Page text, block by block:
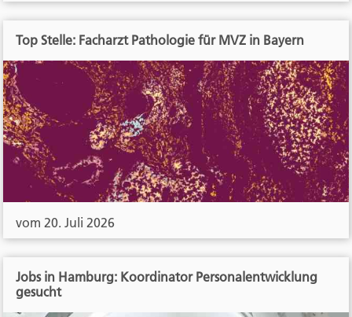
Top Stelle: Facharzt Pathologie für MVZ in Bayern
vom 20. Juli 2026
Jobs in Hamburg: Koordinator Personalentwicklung
gesucht